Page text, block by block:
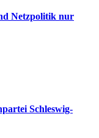
Netzpolitik nur
Schleswig-